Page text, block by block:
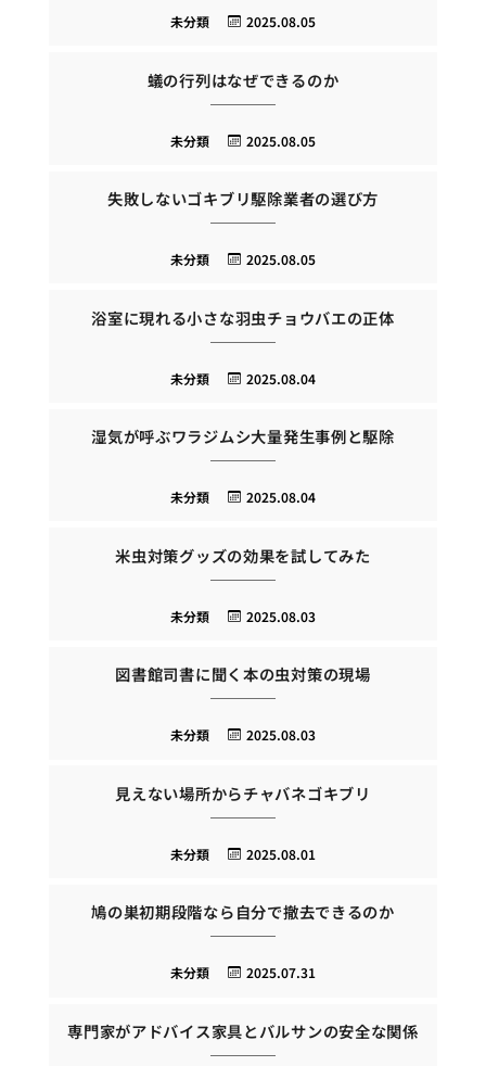
2025.08.05
未分類
蟻の行列はなぜできるのか
2025.08.05
未分類
失敗しないゴキブリ駆除業者の選び方
2025.08.05
未分類
浴室に現れる小さな羽虫チョウバエの正体
2025.08.04
未分類
湿気が呼ぶワラジムシ大量発生事例と駆除
2025.08.04
未分類
米虫対策グッズの効果を試してみた
2025.08.03
未分類
図書館司書に聞く本の虫対策の現場
2025.08.03
未分類
見えない場所からチャバネゴキブリ
2025.08.01
未分類
鳩の巣初期段階なら自分で撤去できるのか
2025.07.31
未分類
専門家がアドバイス家具とバルサンの安全な関係